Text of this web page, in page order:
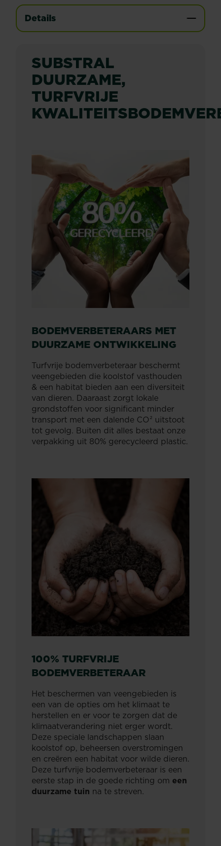
Details
SUBSTRAL
DUURZAME,
TURFVRIJE
BODEMVERBETERAARS MET
DUURZAME ONTWIKKELING
Turfvrije bodemverbeteraar beschermt
veengebieden die koolstof vasthouden
& een habitat bieden aan een diversiteit
van dieren. Daaraast zorgt lokale
grondstoffen voor significant minder
transport met een dalende CO² uitstoot
tot gevolg. Buiten dit alles bestaat onze
verpakking uit 80% gerecycleerd plastic.
100% TURFVRIJE
BODEMVERBETERAAR
Het beschermen van veengebieden is
een van de opties om het klimaat te
herstellen en er voor te zorgen dat de
klimaatverandering niet erger wordt.
Deze speciale landschappen slaan
koolstof op, beheersen overstromingen
en creëren een habitat voor wilde dieren.
Deze turfvrije bodemverbeteraar is een
eerste stap in de goede richting om een
duurzame tuin na te streven.